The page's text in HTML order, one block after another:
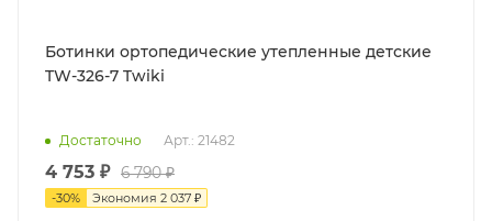
Ботинки ортопедические утепленные детские
TW-326-7 Twiki
Достаточно Арт.: 21482
4 753 ₽ 6 790 ₽
-30% Экономия 2 037 ₽